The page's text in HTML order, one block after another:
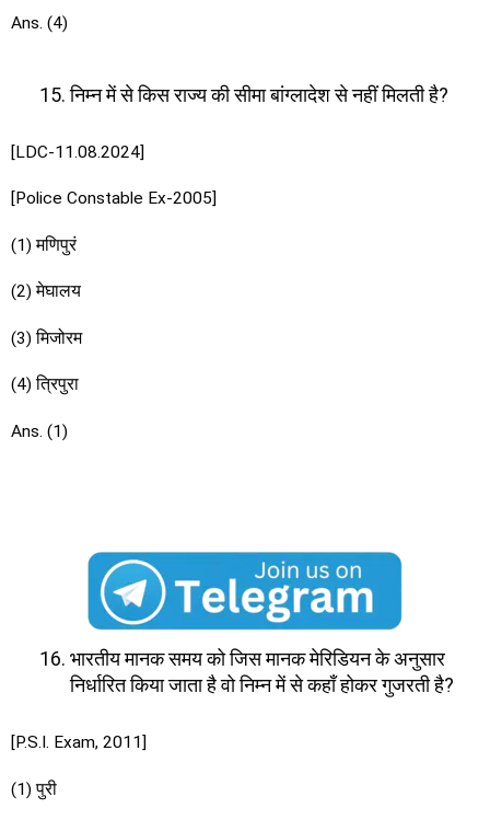
Ans. (4)
निम्न में से किस राज्य की सीमा बांग्लादेश से नहीं मिलती है?
[LDC-11.08.2024]
[Police Constable Ex-2005]
(1) मणिपुरं
(2) मेघालय
(3) मिजोरम
(4) त्रिपुरा
Ans. (1)
भारतीय मानक समय को जिस मानक मेरिडियन के अनुसार
निर्धारित किया जाता है वो निम्न में से कहाँ होकर गुजरती है?
[P.S.I. Exam, 2011]
(1) पुरी